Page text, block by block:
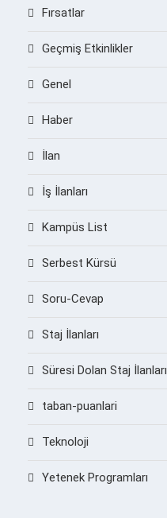
Fırsatlar
Geçmiş Etkinlikler
Genel
Haber
İlan
İş İlanları
Kampüs List
Serbest Kürsü
Soru-Cevap
Staj İlanları
Süresi Dolan Staj İlanları
taban-puanlari
Teknoloji
Yetenek Programları